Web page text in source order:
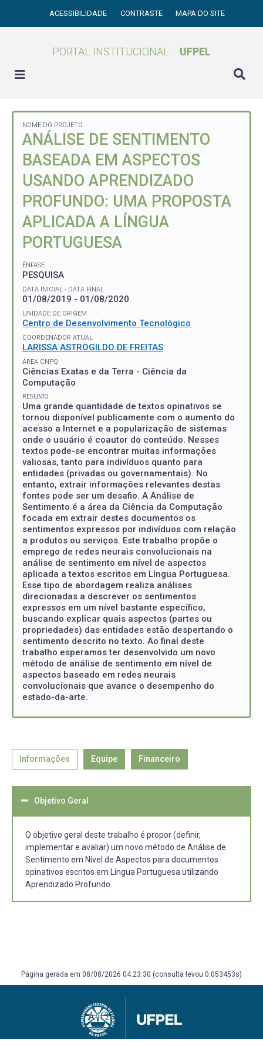
ACESSIBILIDADE CONTRASTE MAPA DO SITE
PORTAL INSTITUCIONAL UFPEL
NOME DO PROJETO
ANÁLISE DE SENTIMENTO
BASEADA EM ASPECTOS
USANDO APRENDIZADO
PROFUNDO: UMA PROPOSTA
APLICADA A LÍNGUA
PORTUGUESA
ÊNFASE
PESQUISA
DATA INICIAL - DATA FINAL
01/08/2019 - 01/08/2020
UNIDADE DE ORIGEM
Centro de Desenvolvimento Tecnológico
COORDENADOR ATUAL
LARISSA ASTROGILDO DE FREITAS
ÁREA CNPQ
Ciências Exatas e da Terra - Ciência da
Computação
RESUMO
Uma grande quantidade de textos opinativos se
tornou disponível publicamente com o aumento do
acesso a Internet e a popularização de sistemas
onde o usuário é coautor do conteúdo. Nesses
textos pode-se encontrar muitas informações
valiosas, tanto para indivíduos quanto para
entidades (privadas ou governamentais). No
entanto, extrair informações relevantes destas
fontes pode ser um desafio. A Análise de
Sentimento é a área da Ciência da Computação
focada em extrair destes documentos os
sentimentos expressos por indivíduos com relação
a produtos ou serviços. Este trabalho propõe o
emprego de redes neurais convolucionais na
análise de sentimento em nível de aspectos
aplicada a textos escritos em Língua Portuguesa.
Esse tipo de abordagem realiza análises
direcionadas a descrever os sentimentos
expressos em um nível bastante específico,
buscando explicar quais aspectos (partes ou
propriedades) das entidades estão despertando o
sentimento descrito no texto. Ao final deste
trabalho esperamos ter desenvolvido um novo
método de análise de sentimento em nível de
aspectos baseado em redes neurais
convolucionais que avance o desempenho do
estado-da-arte.
Informações Equipe Financeiro
Objetivo Geral
O objetivo geral deste trabalho é propor (definir,
implementar e avaliar) um novo método de Análise de
Sentimento em Nível de Aspectos para documentos
opinativos escritos em Língua Portuguesa utilizando
Aprendizado Profundo.
Página gerada em 08/08/2026 04:23:30 (consulta levou 0.053453s)